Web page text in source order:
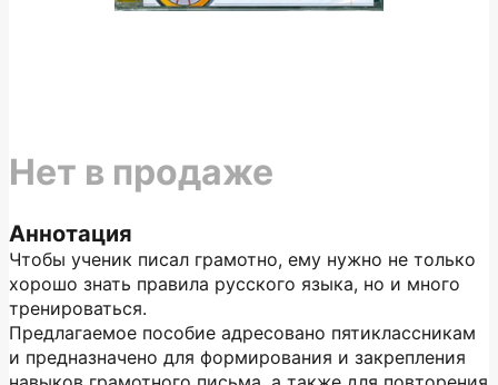
Аннотация
Чтобы ученик писал грамотно, ему нужно не только
хорошо знать правила русского языка, но и много
тренироваться.
Предлагаемое пособие адресовано пятиклассникам
и предназначено для формирования и закрепления
Нет в продаже